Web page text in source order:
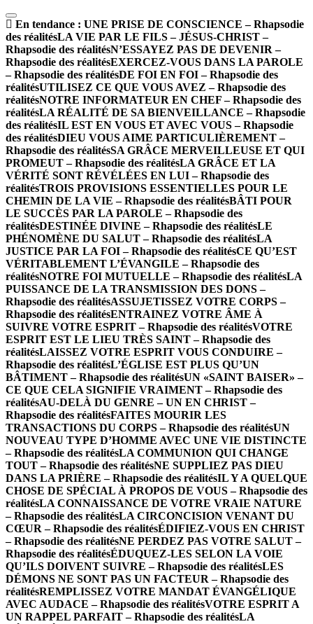
En tendance : UNE PRISE DE CONSCIENCE – Rhapsodie
des réalitésLA VIE PAR LE FILS – JÉSUS-CHRIST –
Rhapsodie des réalitésN’ESSAYEZ PAS DE DEVENIR –
Rhapsodie des réalitésEXERCEZ-VOUS DANS LA PAROLE
– Rhapsodie des réalitésDE FOI EN FOI – Rhapsodie des
réalitésUTILISEZ CE QUE VOUS AVEZ – Rhapsodie des
réalitésNOTRE INFORMATEUR EN CHEF – Rhapsodie des
réalitésLA RÉALITÉ DE SA BIENVEILLANCE – Rhapsodie
des réalitésIL EST EN VOUS ET AVEC VOUS – Rhapsodie
des réalitésDIEU VOUS AIME PARTICULIÈREMENT –
Rhapsodie des réalitésSA GRÂCE MERVEILLEUSE ET QUI
PROMEUT – Rhapsodie des réalitésLA GRÂCE ET LA
VÉRITÉ SONT RÉVÉLÉES EN LUI – Rhapsodie des
réalitésTROIS PROVISIONS ESSENTIELLES POUR LE
CHEMIN DE LA VIE – Rhapsodie des réalitésBÂTI POUR
LE SUCCÈS PAR LA PAROLE – Rhapsodie des
réalitésDESTINÉE DIVINE – Rhapsodie des réalitésLE
PHÉNOMÈNE DU SALUT – Rhapsodie des réalitésLA
JUSTICE PAR LA FOI – Rhapsodie des réalitésCE QU’EST
VÉRITABLEMENT L’ÉVANGILE – Rhapsodie des
réalitésNOTRE FOI MUTUELLE – Rhapsodie des réalitésLA
PUISSANCE DE LA TRANSMISSION DES DONS –
Rhapsodie des réalitésASSUJETISSEZ VOTRE CORPS –
Rhapsodie des réalitésENTRAINEZ VOTRE ÂME À
SUIVRE VOTRE ESPRIT – Rhapsodie des réalitésVOTRE
ESPRIT EST LE LIEU TRÈS SAINT – Rhapsodie des
réalitésLAISSEZ VOTRE ESPRIT VOUS CONDUIRE –
Rhapsodie des réalitésL’ÉGLISE EST PLUS QU’UN
BÂTIMENT – Rhapsodie des réalitésUN «SAINT BAISER» –
CE QUE CELA SIGNIFIE VRAIMENT – Rhapsodie des
réalitésAU-DELÀ DU GENRE – UN EN CHRIST –
Rhapsodie des réalitésFAITES MOURIR LES
TRANSACTIONS DU CORPS – Rhapsodie des réalitésUN
NOUVEAU TYPE D’HOMME AVEC UNE VIE DISTINCTE
– Rhapsodie des réalitésLA COMMUNION QUI CHANGE
TOUT – Rhapsodie des réalitésNE SUPPLIEZ PAS DIEU
DANS LA PRIÈRE – Rhapsodie des réalitésIL Y A QUELQUE
CHOSE DE SPÉCIAL À PROPOS DE VOUS – Rhapsodie des
réalitésLA CONNAISSANCE DE VOTRE VRAIE NATURE
– Rhapsodie des réalitésLA CIRCONCISION VENANT DU
CŒUR – Rhapsodie des réalitésÉDIFIEZ-VOUS EN CHRIST
– Rhapsodie des réalitésNE PERDEZ PAS VOTRE SALUT –
Rhapsodie des réalitésÉDUQUEZ-LES SELON LA VOIE
QU’ILS DOIVENT SUIVRE – Rhapsodie des réalitésLES
DÉMONS NE SONT PAS UN FACTEUR – Rhapsodie des
réalitésREMPLISSEZ VOTRE MANDAT ÉVANGÉLIQUE
AVEC AUDACE – Rhapsodie des réalitésVOTRE ESPRIT A
UN RAPPEL PARFAIT – Rhapsodie des réalitésLA